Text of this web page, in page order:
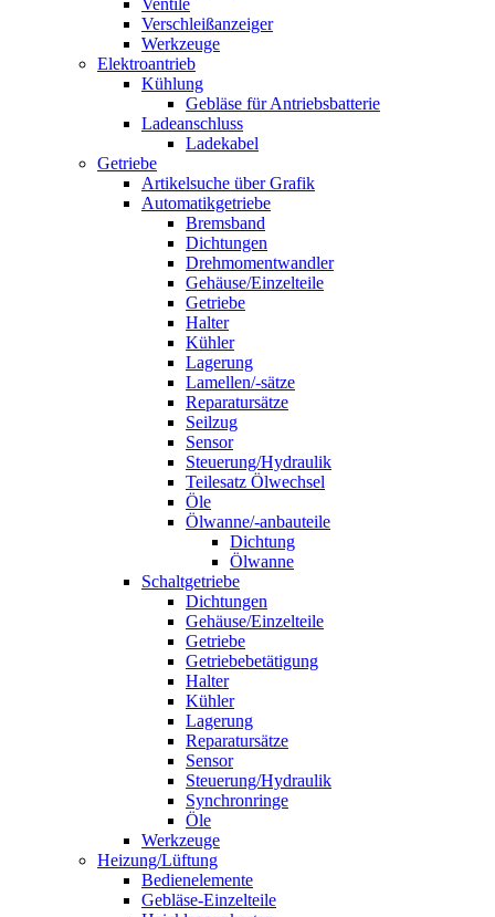
Ventile
Verschleißanzeiger
Werkzeuge
Elektroantrieb
Kühlung
Gebläse für Antriebsbatterie
Ladeanschluss
Ladekabel
Getriebe
Artikelsuche über Grafik
Automatikgetriebe
Bremsband
Dichtungen
Drehmomentwandler
Gehäuse/Einzelteile
Getriebe
Halter
Kühler
Lagerung
Lamellen/-sätze
Reparatursätze
Seilzug
Sensor
Steuerung/Hydraulik
Teilesatz Ölwechsel
Öle
Ölwanne/-anbauteile
Dichtung
Ölwanne
Schaltgetriebe
Dichtungen
Gehäuse/Einzelteile
Getriebe
Getriebebetätigung
Halter
Kühler
Lagerung
Reparatursätze
Sensor
Steuerung/Hydraulik
Synchronringe
Öle
Werkzeuge
Heizung/Lüftung
Bedienelemente
Gebläse-Einzelteile